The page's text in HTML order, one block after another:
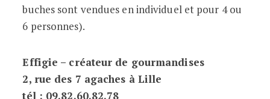
buches sont vendues en individuel et pour 4 ou
6 personnes).
Effigie – créateur de gourmandises
2, rue des 7 agaches à Lille
tél : 09.82.60.82.78